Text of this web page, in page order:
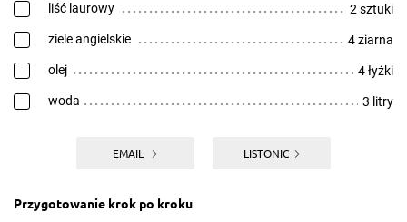
liść laurowy 2 sztuki
ziele angielskie 4 ziarna
olej 4 łyżki
woda 3 litry
EMAIL LISTONIC
Przygotowanie krok po kroku